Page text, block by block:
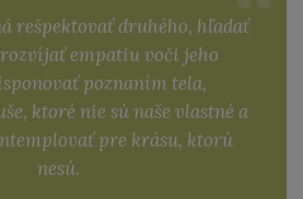
rešpektovať druhého, hľadať
empatiu voči jeho
poznaním tela,
ktoré nie sú naše vlastné a
pre krásu, ktorú
nesú.